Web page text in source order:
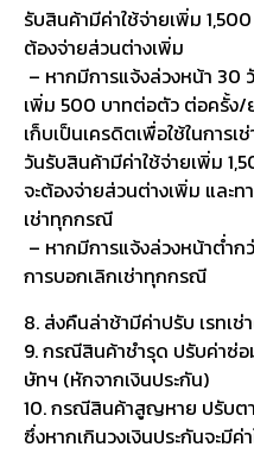
รับสินค้ามีค่าใช้จ่ายเพิ่ม
ต้องจ่ายส่วนต่างเพิ่ม
– หากมีการแจ้งล่วงหน้า 30
เพิ่ม 500 บาทต่อตัว ต่อครั้ง/
เก็บเป็นเครดิตเพื่อใช้ในการ
วันรับสินค้ามีค่าใช้จ่ายเพิ่ม
จะต้องจ่ายส่วนต่างเพิ่ม และ
เช่าทุกกรณี
– หากมีการแจ้งล่วงหน้าต่ำก
การบอกเลิกเช่าทุกกรณี
8. ส่งคืนล่าช้ามีค่าปรับ เรทเ
9. กรณีสินค้าชำรุด ปรับค่าซ่อ
ษัทฯ (หักจากเงินประกัน)
10. กรณีสินค้าสูญหาย ปรับต
ซึ่งหากเกินวงเงินประกันจะมีค่